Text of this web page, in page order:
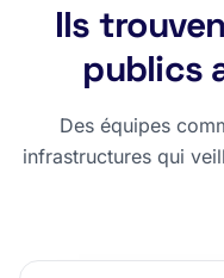
Ils
publics
Des équipes
infrastructures qui